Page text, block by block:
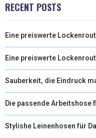
RECENT POSTS
Eine preiswerte
Eine preiswerte
Sauberkeit, die Eindruck
Die passende Arbeitshose
Stylishe Leinenhosen für